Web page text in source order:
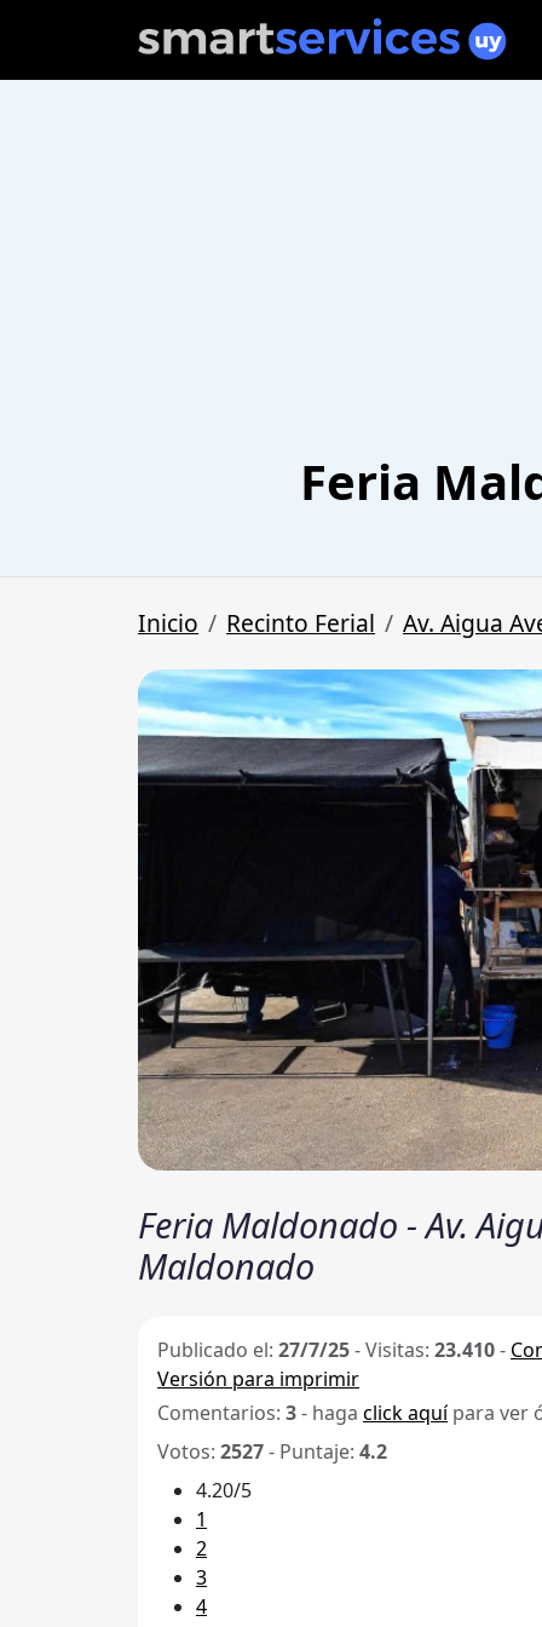
Feria
Inicio Recinto Ferial Av. Aigua
Feria Maldonado - Av.
Maldonado
Publicado el: 27/7/25-Visitas: 23.410-
Versión para imprimir
Comentarios: 3- haga click aquípara ver
Votos: 2527- Puntaje: 4.2
4.20/5
1
2
3
4